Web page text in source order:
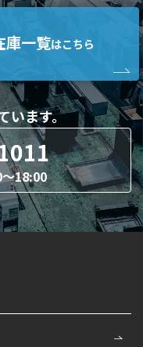
庫一覧はこちら
います。
18:00